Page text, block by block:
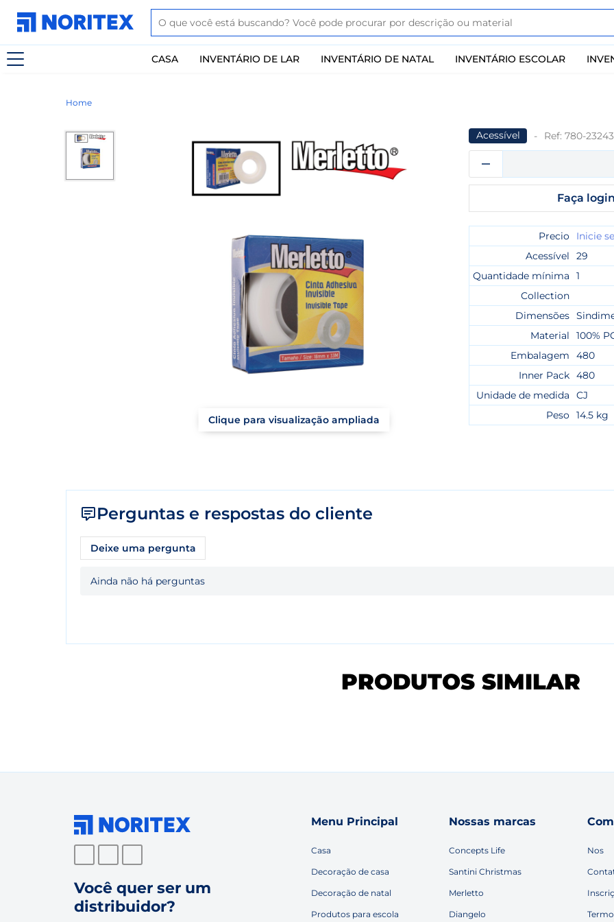
CASA INVENTÁRIO DE LAR INVENTÁRIO DE NATAL INVENTÁRIO ESCOLAR
Home
Clique para visualização ampliada
Acessível Ref: 780-
Faça
Precio
Inicie
Acessível
29
Quantidade mínima
1
Collection
Dimensões
Material
100%
Embalagem
480
Inner Pack 480
Unidade de medida
CJ
Peso 14.5 kg
Perguntas e respostas do cliente
Deixe uma pergunta
Ainda não há perguntas
PRODUTOS SIMILAR
Você quer ser um
distribuidor?
Menu Principal
Casa
Decoração de casa
Decoração de natal
Produtos para escola
Nossas marcas
Concepts Life
Santini Christmas
Merletto
Diangelo
Nos